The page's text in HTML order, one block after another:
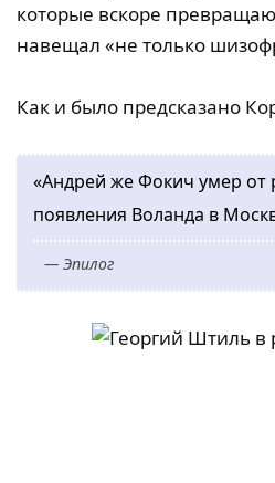
которые вскоре
навещал «не только
Как и было предсказано
«Андрей же Фокич умер от
появления Воланда в
— Эпилог